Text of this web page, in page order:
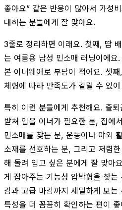
좋아요” 같은 반응이 많아서 가성
대하는 분들에게 잘 맞아요.
3줄로 정리하면 이래요. 첫째, 땀
는 여름용 남성 민소매 러닝이에요
본 이너웨어로 부담이 적어요. 셋
체형에 따라 만족도가 갈릴 수 있
특히 이런 분들에게 추천해요. 출
받쳐 입을 이너가 필요한 분, 집에
민소매를 찾는 분, 운동이나 야외
소재를 선호하는 분, 그리고 저렴
해 돌려 입고 싶은 분에게 잘 맞아
게 잡아주는 기능성 압박형을 찾는
감과 고급 마감까지 세밀하게 보
특성을 더 꼼꼼히 확인하는 편이 좋